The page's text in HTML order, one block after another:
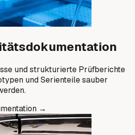
und strukturierte Prüfberichte
und Serienteile sauber
→